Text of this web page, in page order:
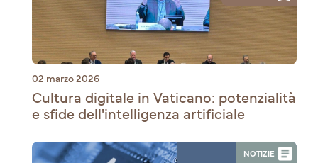
02 marzo 2026
Cultura digitale in Vaticano: potenzialità
e sfide dell'intelligenza artificiale
NOTIZIE